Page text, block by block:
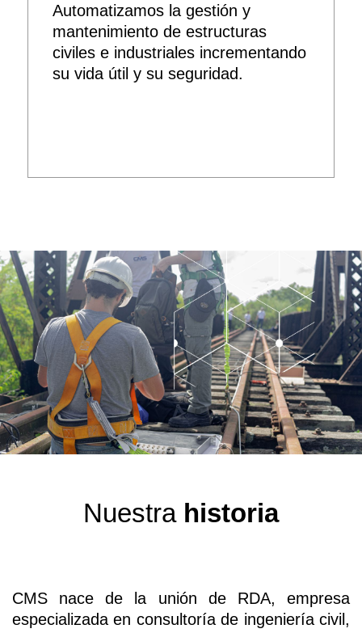
Automatizamos la gestión y
mantenimiento de estructuras
civiles e industriales incrementando
su vida útil y su seguridad.
Nuestra historia
CMS nace de la unión de RDA, empresa
especializada en consultoría de ingeniería civil,